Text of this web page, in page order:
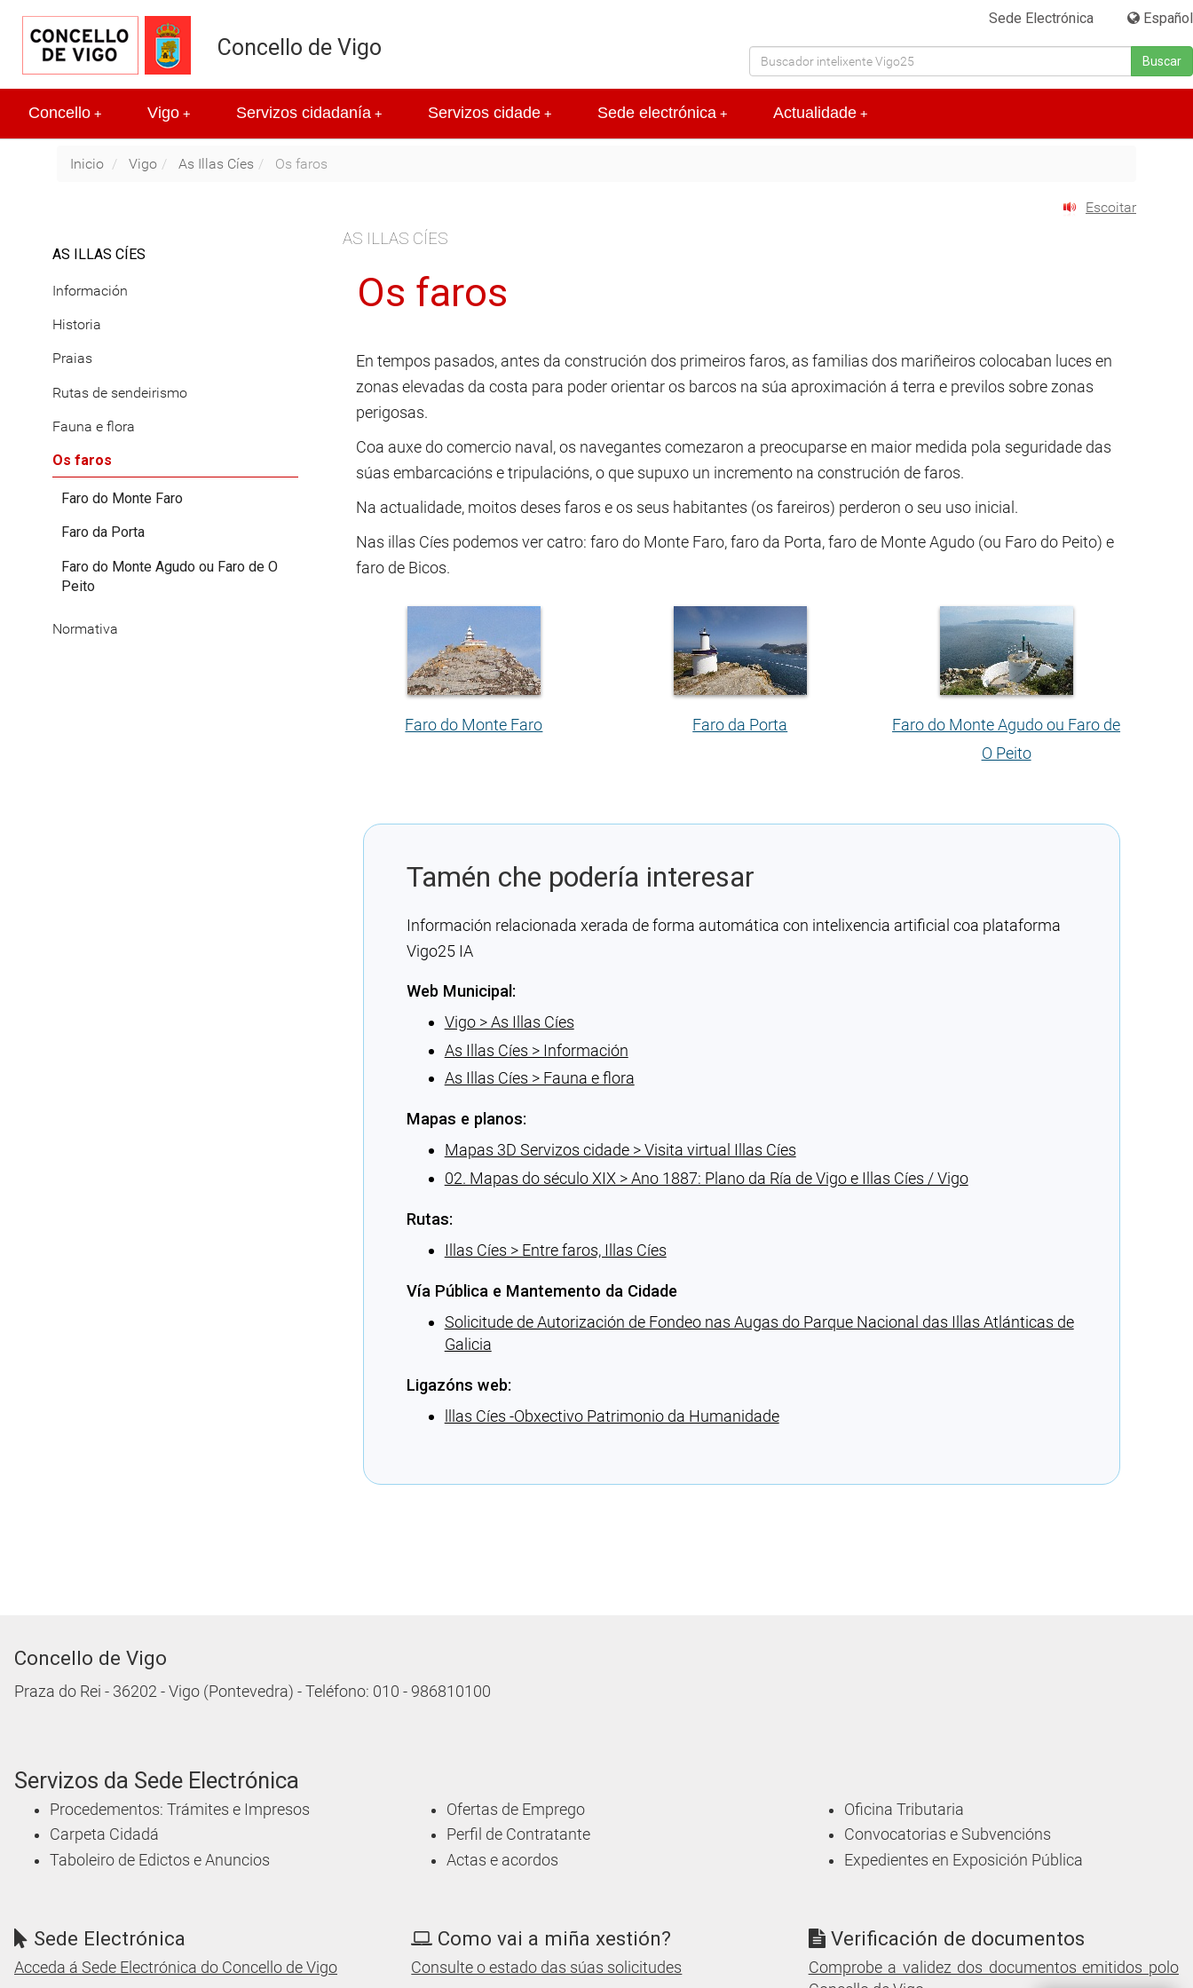
Sede Electrónica Español
Buscar
Concello de Vigo
+
Concello +
Vigo +
Servizos cidadanía +
Servizos cidade +
Sede electrónica +
Actualidade
Inicio Vigo As Illas Cíes Os faros
Escoitar
AS ILLAS CÍES
Os faros
En tempos pasados, antes da construción dos primeiros faros, as familias dos mariñeiros colocaban luces en
zonas elevadas da costa para poder orientar os barcos na súa aproximación á terra e previlos sobre zonas
perigosas.
Coa auxe do comercio naval, os navegantes comezaron a preocuparse en maior medida pola seguridade das
súas embarcacións e tripulacións, o que supuxo un incremento na construción de faros.
Na actualidade, moitos deses faros e os seus habitantes (os fareiros) perderon o seu uso inicial.
Nas illas Cíes podemos ver catro: faro do Monte Faro, faro da Porta, faro de Monte Agudo (ou Faro do Peito) e
faro de Bicos.
Faro do Monte Faro Faro da Porta
Faro do Monte Agudo ou Faro de
O Peito
Tamén che podería interesar
Información relacionada xerada de forma automática con intelixencia artificial coa plataforma
Vigo25 IA
Web Municipal:
Vigo > As Illas Cíes
As Illas Cíes > Información
As Illas Cíes > Fauna e flora
Mapas e planos:
Mapas 3D Servizos cidade > Visita virtual Illas Cíes
02. Mapas do século XIX > Ano 1887: Plano da Ría de Vigo e Illas Cíes / Vigo
Rutas:
Illas Cíes > Entre faros, Illas Cíes
Vía Pública e Mantemento da Cidade
Solicitude de Autorización de Fondeo nas Augas do Parque Nacional das Illas Atlánticas de
Galicia
Ligazóns web:
lllas Cíes -Obxectivo Patrimonio da Humanidade
AS ILLAS CÍES
Información
Historia
Praias
Rutas de sendeirismo
Fauna e flora
Os faros
Faro do Monte Faro
Faro da Porta
Faro do Monte Agudo ou Faro de O
Peito
Normativa
Concello de Vigo
Praza do Rei - 36202 - Vigo (Pontevedra) - Teléfono: 010 - 986810100
Servizos da Sede Electrónica
Procedementos: Trámites e Impresos
Carpeta Cidadá
Taboleiro de Edictos e Anuncios
Ofertas de Emprego
Perfil de Contratante
Actas e acordos
Oficina Tributaria
Convocatorias e Subvencións
Expedientes en Exposición Pública
Sede Electrónica
Acceda á Sede Electrónica do Concello de Vigo
Como vai a miña xestión?
Consulte o estado das súas solicitudes
Verificación de documentos
Comprobe a validez dos documentos emitidos polo